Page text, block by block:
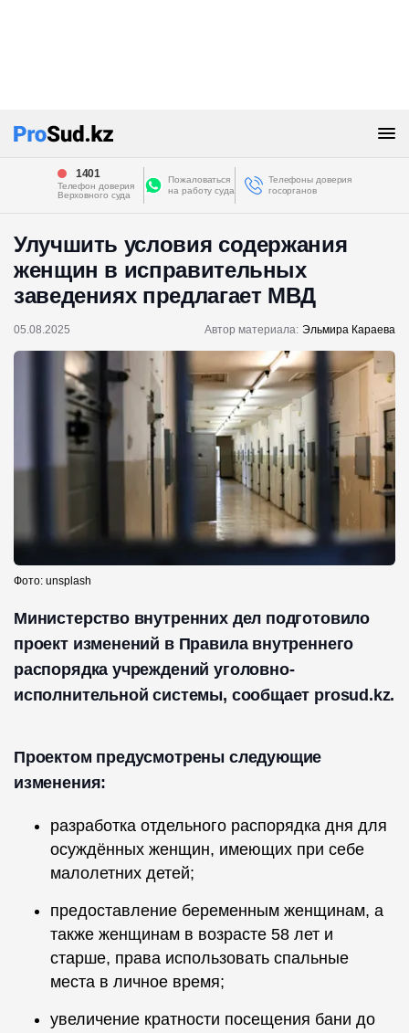
1401
Телефон доверия
Верховного суда
Пожаловаться
на работу суда
Телефоны доверия
госорганов
Улучшить условия содержания
женщин в исправительных
заведениях предлагает МВД
05.08.2025 Автор материала: Эльмира Караева
Фото: unsplash
Министерство внутренних дел подготовило
проект изменений в Правила внутреннего
распорядка учреждений уголовно-
исполнительной системы, сообщает prosud.kz.
Проектом предусмотрены следующие
изменения:
разработка отдельного распорядка дня для
осуждённых женщин, имеющих при себе
малолетних детей;
предоставление беременным женщинам, а
также женщинам в возрасте 58 лет и
старше, права использовать спальные
места в личное время;
увеличение кратности посещения бани до